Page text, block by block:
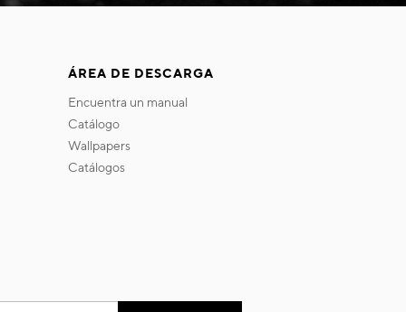
ÁREA DE DESCARGA
encuentra un manual
catálogo
wallpapers
catálogos